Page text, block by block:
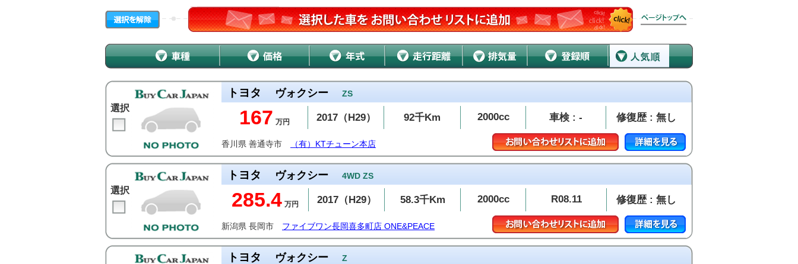
選択
トヨタ ヴォクシー ZS
167 万円 2017（H29） 92千Km 2000cc 車検 : - 修復歴 : 無し
香川県 善通寺市 （有）KTチューン本店
選択
トヨタ ヴォクシー 4WD ZS
285.4 万円 2017（H29） 58.3千Km 2000cc R08.11 修復歴 : 無し
新潟県 長岡市 ファイブワン長岡喜多町店 ONE&PEACE
トヨタ ヴォクシー Z